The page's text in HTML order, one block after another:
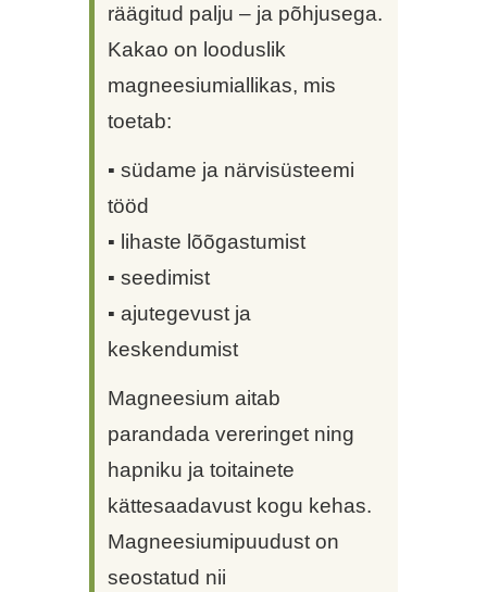
räägitud palju – ja põhjusega.
Kakao on looduslik
magneesiumiallikas, mis
toetab:
▪ südame ja närvisüsteemi
tööd
▪ lihaste lõõgastumist
▪ seedimist
▪ ajutegevust ja
keskendumist
Magneesium aitab
parandada vereringet ning
hapniku ja toitainete
kättesaadavust kogu kehas.
Magneesiumipuudust on
seostatud nii